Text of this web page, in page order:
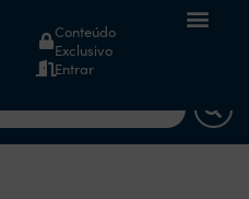
Conteúdo
Exclusivo
Entrar